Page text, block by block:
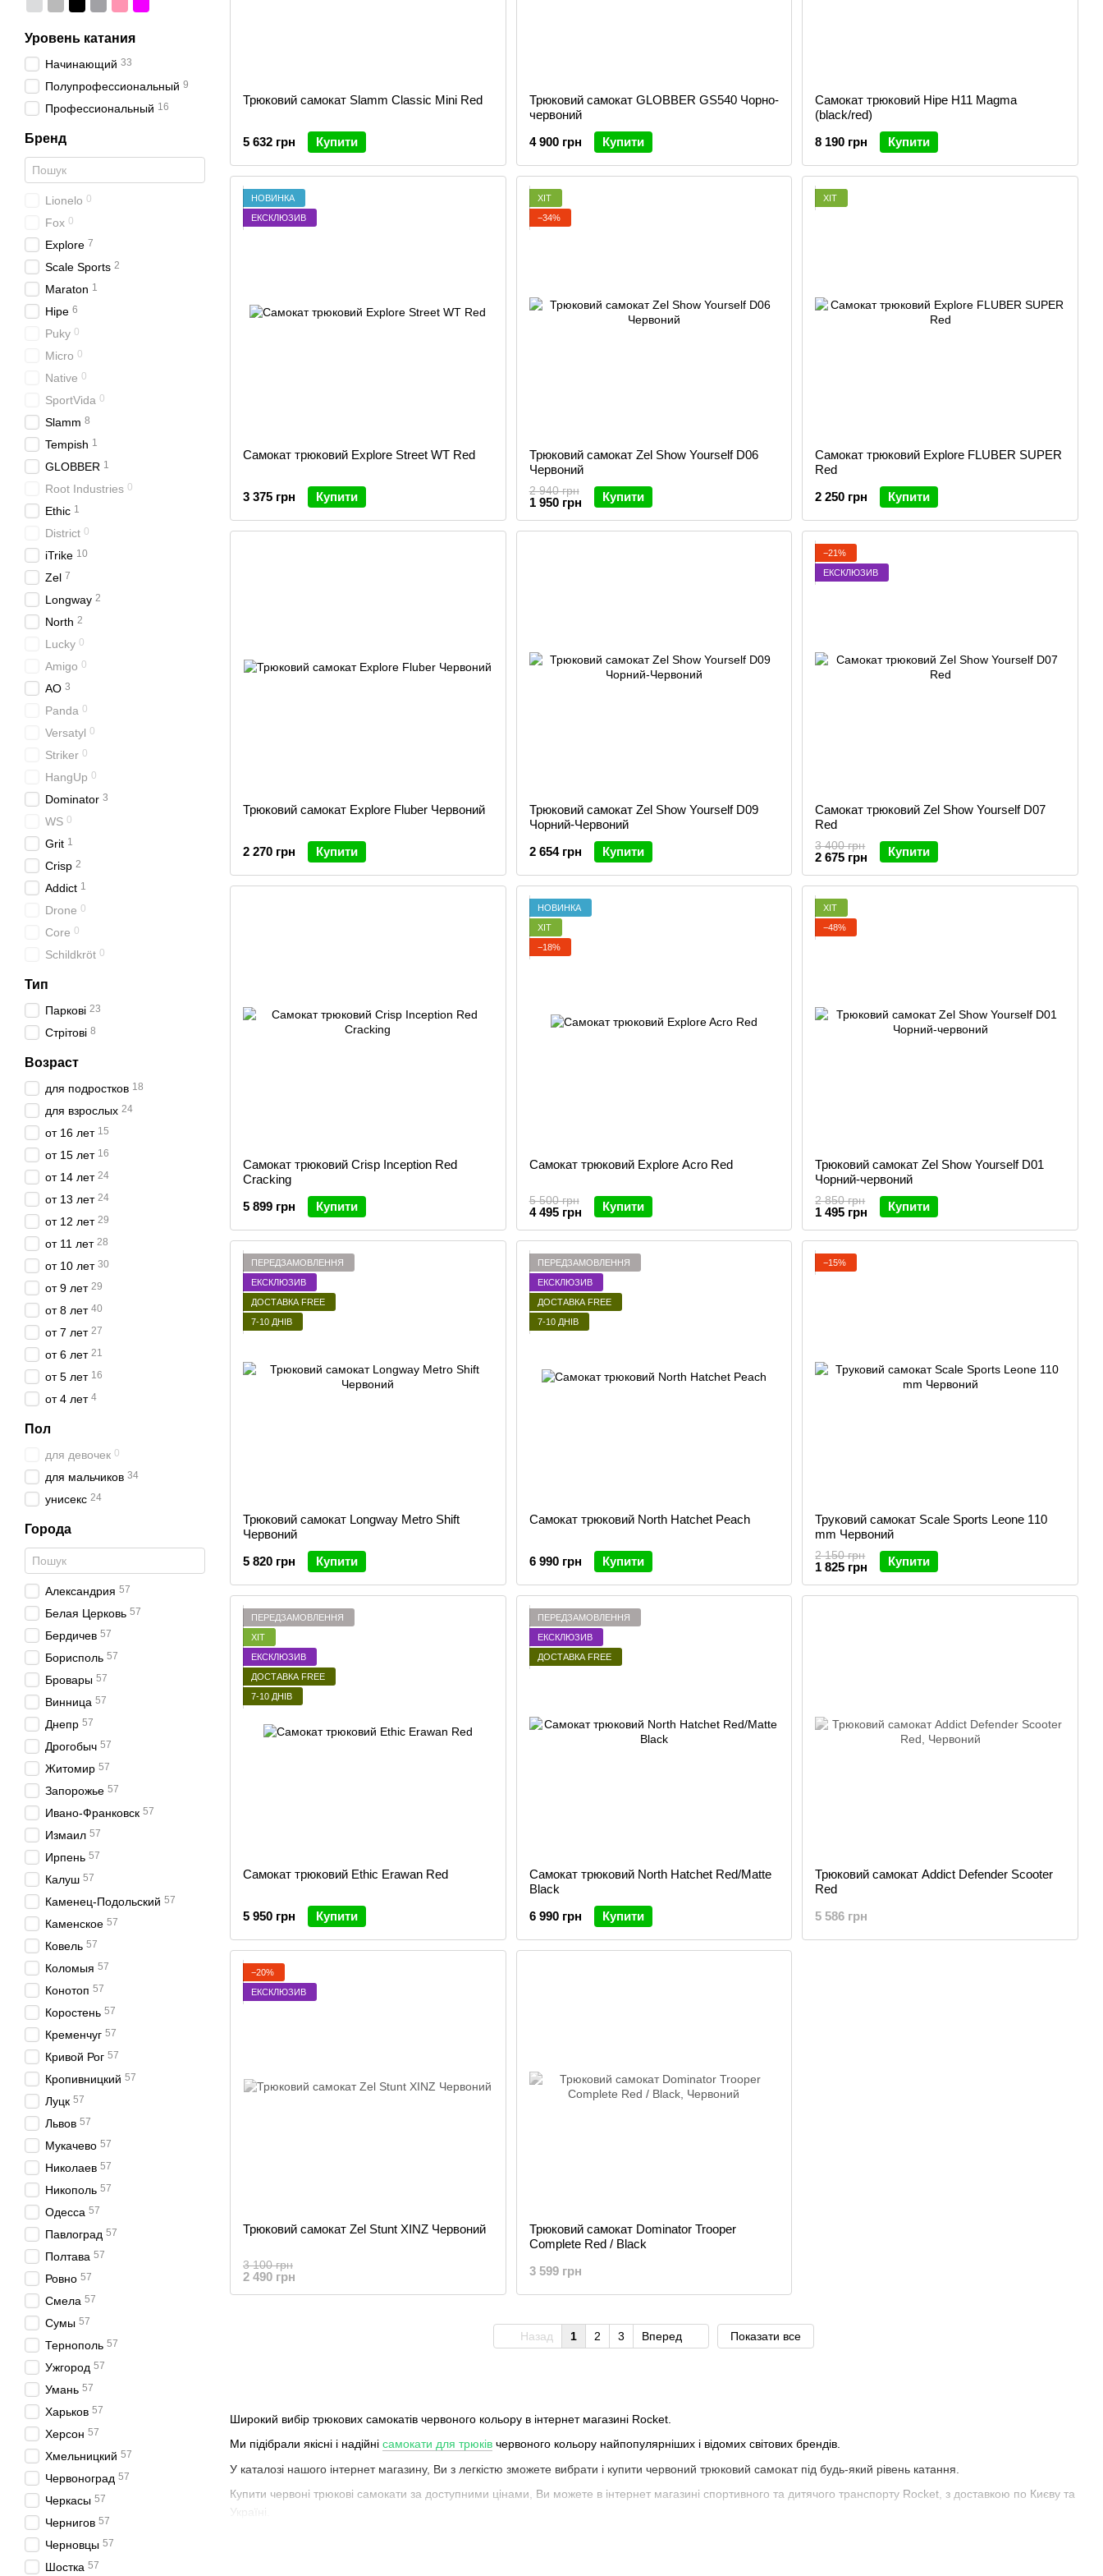
Широкий вибір трюкових самокатів червоного кольору в інтернет магазині Rocket.
Ми підібрали якісні і надійні самокати для трюків червоного кольору найпопулярніших і відомих світових брендів.
У каталозі нашого інтернет магазину, Ви з легкістю зможете вибрати і купити червоний трюковий самокат під будь-який рівень катання.
Купити червоні трюкові самокати за доступними цінами, Ви можете в інтернет магазині спортивного та дитячого транспорту Rocket, з доставкою по Києву та
Україні.
Трюковий самокат Slamm Classic Mini Red
5 632 грн Купити
Трюковий самокат GLOBBER GS540 Чорно-
червоний
4 900 грн
Купити
Самокат трюковий Hipe H11 Magma
(black/red)
8 190 грн
Купити
НОВИНКА
ЕКСКЛЮЗИВ
Самокат трюковий Explore Street WT Red
3 375 грн Купити
ХІТ
−34%
Трюковий самокат Zel Show Yourself D06
Червоний
2 940 грн
1 950 грн Купити
ХІТ
Самокат трюковий Explore FLUBER SUPER
Red
2 250 грн
Купити
Трюковий самокат Explore Fluber Червоний
2 270 грн Купити
Трюковий самокат Zel Show Yourself D09
Чорний-Червоний
2 654 грн
Купити
−21%
ЕКСКЛЮЗИВ
Самокат трюковий Zel Show Yourself D07
Red
3 400 грн
2 675 грн Купити
Самокат трюковий Crisp Inception Red
Cracking
5 899 грн
Купити
НОВИНКА
ХІТ
−18%
Самокат трюковий Explore Acro Red
5 500 грн
4 495 грн Купити
ХІТ
−48%
Трюковий самокат Zel Show Yourself D01
Чорний-червоний
2 850 грн
1 495 грн Купити
ПЕРЕДЗАМОВЛЕННЯ
ЕКСКЛЮЗИВ
ДОСТАВКА FREE
7-10 ДНІВ
Трюковий самокат Longway Metro Shift
Червоний
5 820 грн
Купити
ПЕРЕДЗАМОВЛЕННЯ
ЕКСКЛЮЗИВ
ДОСТАВКА FREE
7-10 ДНІВ
Самокат трюковий North Hatchet Peach
6 990 грн Купити
−15%
Труковий самокат Scale Sports Leone 110
mm Червоний
2 150 грн
1 825 грн Купити
ПЕРЕДЗАМОВЛЕННЯ
ХІТ
ЕКСКЛЮЗИВ
ДОСТАВКА FREE
7-10 ДНІВ
Самокат трюковий Ethic Erawan Red
5 950 грн Купити
ПЕРЕДЗАМОВЛЕННЯ
ЕКСКЛЮЗИВ
ДОСТАВКА FREE
Самокат трюковий North Hatchet Red/Matte
Black
6 990 грн
Купити
Трюковий самокат Addict Defender Scooter
Red
5 586 грн
−20%
ЕКСКЛЮЗИВ
Трюковий самокат Zel Stunt XINZ Червоний
3 100 грн
2 490 грн
Трюковий самокат Dominator Trooper
Complete Red / Black
3 599 грн
Назад 1 2 3 Вперед Показати все
Уровень катания
Начинающий 33
Полупрофессиональный 9
Профессиональный 16
Бренд
Lionelo 0
Fox 0
Explore 7
Scale Sports 2
Maraton 1
Hipe 6
Puky 0
Micro 0
Native 0
SportVida 0
Slamm 8
Tempish 1
GLOBBER 1
Root Industries 0
Ethic 1
District 0
iTrike 10
Zel 7
Longway 2
North 2
Lucky 0
Amigo 0
AO 3
Panda 0
Versatyl 0
Striker 0
HangUp 0
Dominator 3
WS 0
Grit 1
Crisp 2
Addict 1
Drone 0
Core 0
Schildkröt 0
Тип
Паркові 23
Стрітові 8
Возраст
для подростков 18
для взрослых 24
от 16 лет 15
от 15 лет 16
от 14 лет 24
от 13 лет 24
от 12 лет 29
от 11 лет 28
от 10 лет 30
от 9 лет 29
от 8 лет 40
от 7 лет 27
от 6 лет 21
от 5 лет 16
от 4 лет 4
Пол
для девочек 0
для мальчиков 34
унисекс 24
Города
Александрия 57
Белая Церковь 57
Бердичев 57
Борисполь 57
Бровары 57
Винница 57
Днепр 57
Дрогобыч 57
Житомир 57
Запорожье 57
Ивано-Франковск 57
Измаил 57
Ирпень 57
Калуш 57
Каменец-Подольский 57
Каменское 57
Ковель 57
Коломыя 57
Конотоп 57
Коростень 57
Кременчуг 57
Кривой Рог 57
Кропивницкий 57
Луцк 57
Львов 57
Мукачево 57
Николаев 57
Никополь 57
Одесса 57
Павлоград 57
Полтава 57
Ровно 57
Смела 57
Сумы 57
Тернополь 57
Ужгород 57
Умань 57
Харьков 57
Херсон 57
Хмельницкий 57
Червоноград 57
Черкасы 57
Чернигов 57
Черновцы 57
Шостка 57